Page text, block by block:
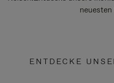
neuesten
ENTDECKE